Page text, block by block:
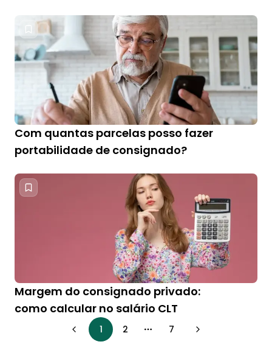
Com quantas parcelas posso fazer
portabilidade de consignado?
Margem do consignado privado:
como calcular no salário CLT
1 2 More pages
7